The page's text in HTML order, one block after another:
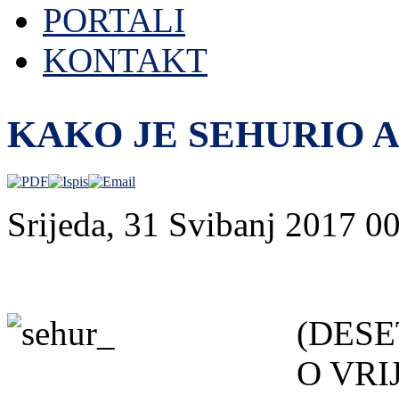
PORTALI
KONTAKT
KAKO JE SEHURIO
Srijeda, 31 Svibanj 2017
O